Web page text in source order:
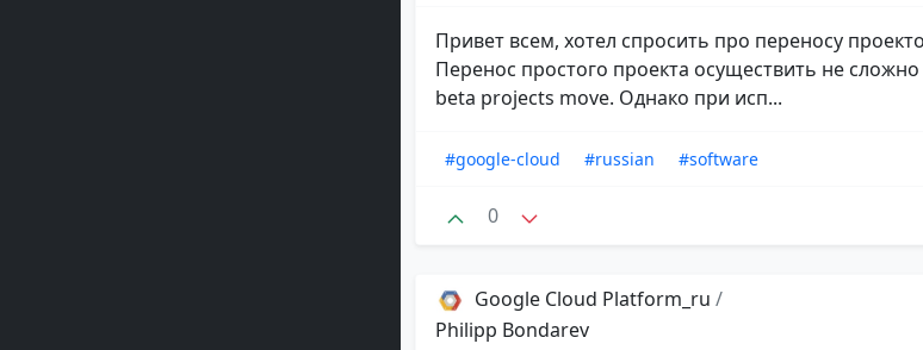
Привет всем, хотел спросить про переносу
Перенос простого проекта осуществить не сложно
beta projects move. Однако при исп...
#google-cloud #russian #software
0
Google Cloud Platform_ru /
Philipp Bondarev